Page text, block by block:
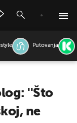
Putovanja
''Što
ne